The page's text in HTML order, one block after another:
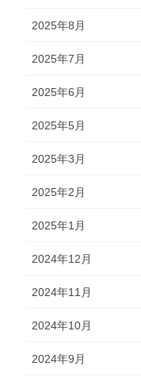
2025年8月
2025年7月
2025年6月
2025年5月
2025年3月
2025年2月
2025年1月
2024年12月
2024年11月
2024年10月
2024年9月